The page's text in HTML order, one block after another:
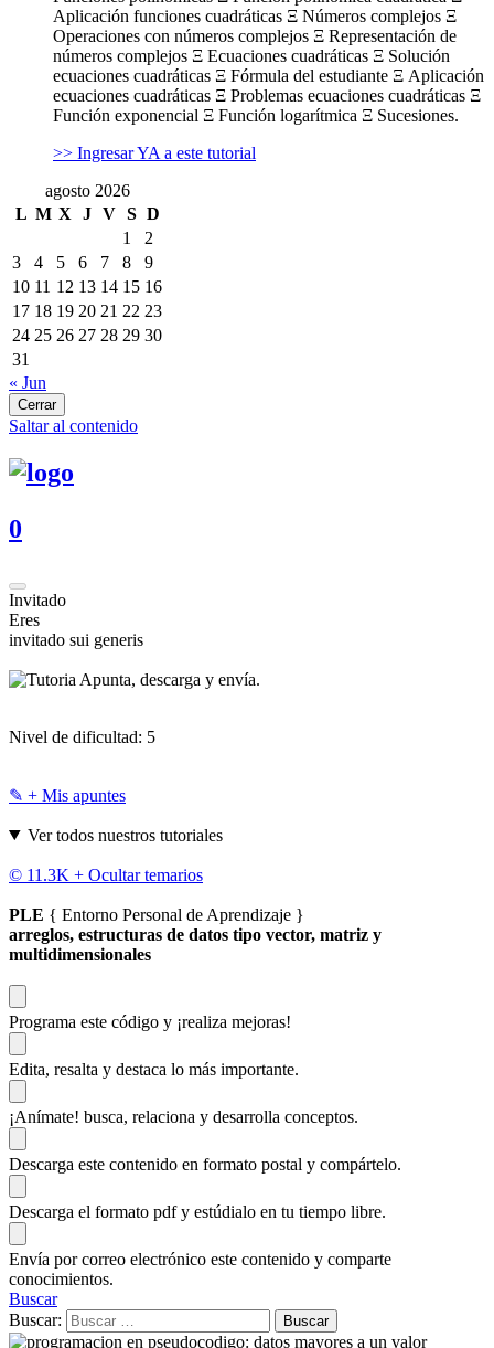
Aplicación funciones cuadráticas Ξ Números complejos Ξ
Operaciones con números complejos Ξ Representación de
números complejos Ξ Ecuaciones cuadráticas Ξ Solución
ecuaciones cuadráticas Ξ Fórmula del estudiante Ξ Aplicación
ecuaciones cuadráticas Ξ Problemas ecuaciones cuadráticas Ξ
Función exponencial Ξ Función logarítmica Ξ Sucesiones.
>> Ingresar YA a este tutorial
agosto 2026
L M X J V S D
1
2
3
4 5 6 7 8
9
10 11 12 13 14 15 16
17 18 19 20 21 22 23
24 25 26 27 28 29 30
31
« Jun
Cerrar
Saltar al contenido
0
Invitado
Eres
invitado sui generis
Apunta, descarga y envía.
Nivel de dificultad: 5
✎ + Mis apuntes
Ver todos nuestros tutoriales
© 11.3K + Ocultar temarios
PLE { Entorno Personal de Aprendizaje }
arreglos, estructuras de datos tipo vector, matriz y
multidimensionales
Programa este código y ¡realiza mejoras!
Edita, resalta y destaca lo más importante.
¡Anímate! busca, relaciona y desarrolla conceptos.
Descarga este contenido en formato postal y compártelo.
Descarga el formato pdf y estúdialo en tu tiempo libre.
Envía por correo electrónico este contenido y comparte
conocimientos.
Buscar
Buscar: